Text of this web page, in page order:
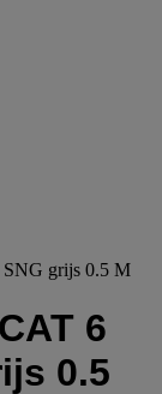
grijs 0.5 M
6
0.5